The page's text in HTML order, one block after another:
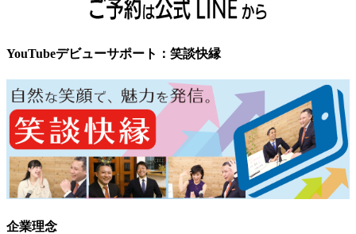
YouTubeデビューサポート：笑談快縁
企業理念